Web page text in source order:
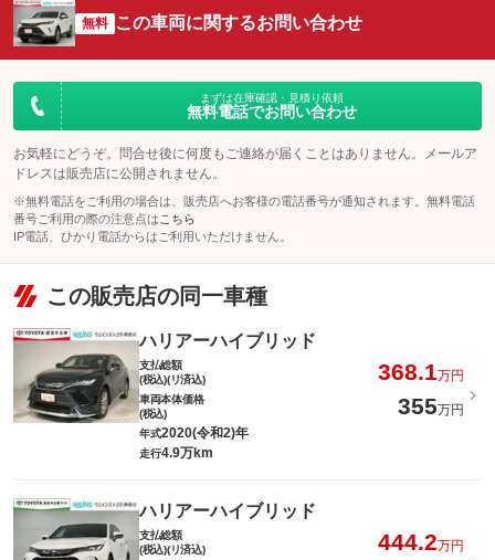
無料 この車両に関するお問い合わせ
まずは在庫確認・見積り依頼
無料電話でお問い合わせ
お気軽にどうぞ。問合せ後に何度もご連絡が届くことはありません。メールア
ドレスは販売店に公開されません。
※無料電話をご利用の場合は、販売店へお客様の電話番号が通知されます。無料電話
番号ご利用の際の注意点は こちら
IP電話、ひかり電話からはご利用いただけません。
この販売店の同一車種
ハリアーハイブリッド
支払総額
(税込)(リ済込)
368.1万円
車両本体価格
(税込)
355万円
年式2020(令和2)年
走行4.9万km
ハリアーハイブリッド
支払総額
(税込)(リ済込)
444.2万円